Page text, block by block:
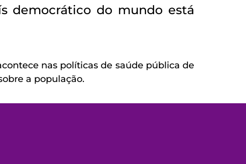
democrático do mundo está
nas políticas de saúde pública de
a população.